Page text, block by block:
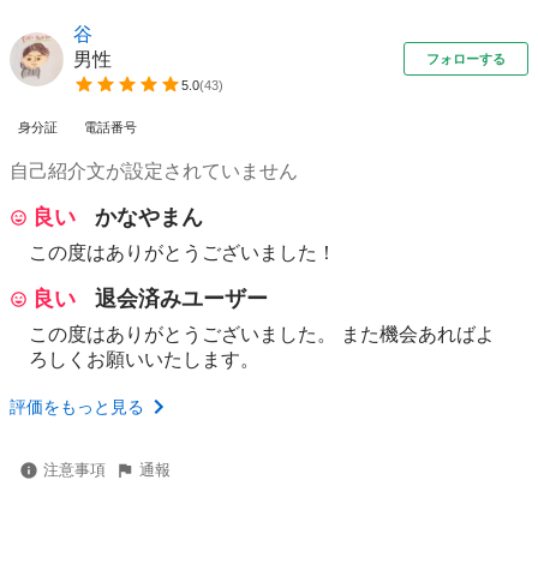
谷
男性
5.0(43)
フォローする
身分証 電話番号
自己紹介文が設定されていません
良い かなやまん
この度はありがとうございました！
良い 退会済みユーザー
この度はありがとうございました。 また機会あればよ
ろしくお願いいたします。
評価をもっと見る
注意事項 通報